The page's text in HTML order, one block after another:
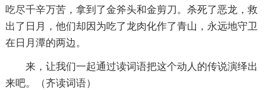
吃尽千辛万苦，拿到了金斧头和金剪刀。杀死了恶龙，救
出了日月，他们却因为吃了龙肉化作了青山，永远地守卫
在日月潭的两边。
来，让我们一起通过读词语把这个动人的传说演绎出
来吧。（齐读词语）